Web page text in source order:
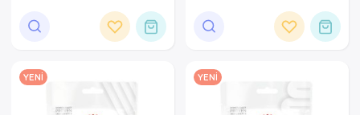
YENI YENI